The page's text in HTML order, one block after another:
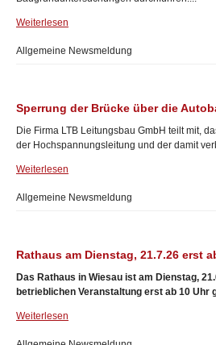
Weiterlesen
Allgemeine Newsmeldung
Sperrung der Brücke über die
Die Firma LTB Leitungsbau GmbH teilt mit,
der Hochspannungsleitung und der damit
Weiterlesen
Allgemeine Newsmeldung
Rathaus am Dienstag, 21.7.26 erst
Das Rathaus in Wiesau ist am Dienstag,
betrieblichen Veranstaltung erst ab 10 Uhr
Weiterlesen